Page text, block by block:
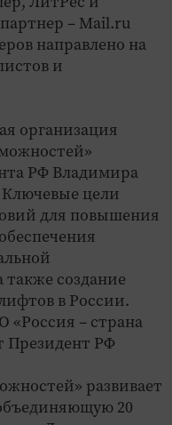
– Mail.ru
направлено на
и
организация
РФ Владимира
Ключевые цели
для повышения
создание
в России.
– страна
Президент РФ
развивает
20